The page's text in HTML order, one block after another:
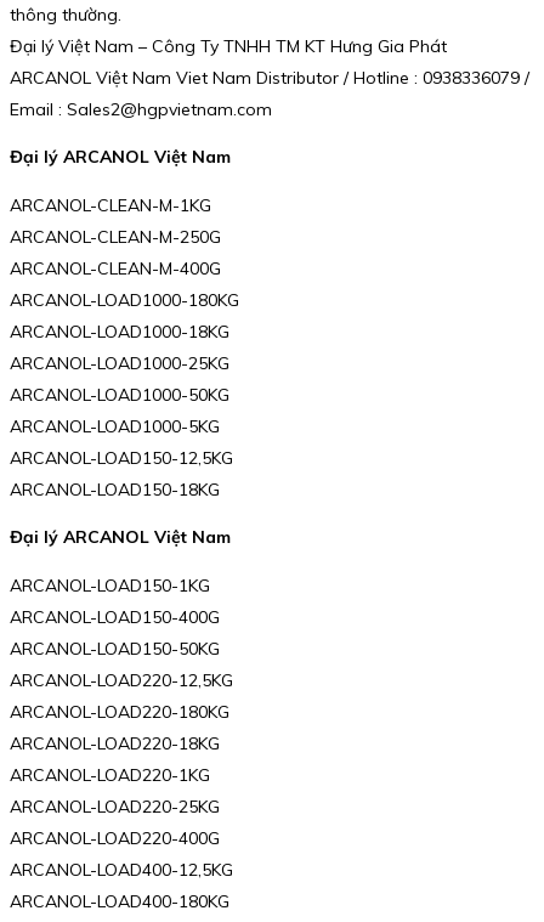
thông thường.
Đại lý Việt Nam – Công Ty TNHH TM KT Hưng Gia Phát
ARCANOL Việt Nam Viet Nam Distributor / Hotline : 0938336079 /
Email : Sales2@hgpvietnam.com
Đại lý ARCANOL Việt Nam
ARCANOL-CLEAN-M-1KG
ARCANOL-CLEAN-M-250G
ARCANOL-CLEAN-M-400G
ARCANOL-LOAD1000-180KG
ARCANOL-LOAD1000-18KG
ARCANOL-LOAD1000-25KG
ARCANOL-LOAD1000-50KG
ARCANOL-LOAD1000-5KG
ARCANOL-LOAD150-12,5KG
ARCANOL-LOAD150-18KG
Đại lý ARCANOL Việt Nam
ARCANOL-LOAD150-1KG
ARCANOL-LOAD150-400G
ARCANOL-LOAD150-50KG
ARCANOL-LOAD220-12,5KG
ARCANOL-LOAD220-180KG
ARCANOL-LOAD220-18KG
ARCANOL-LOAD220-1KG
ARCANOL-LOAD220-25KG
ARCANOL-LOAD220-400G
ARCANOL-LOAD400-12,5KG
ARCANOL-LOAD400-180KG